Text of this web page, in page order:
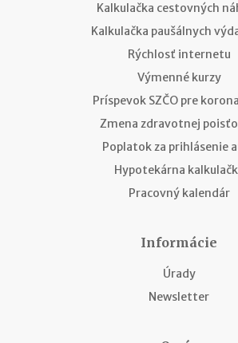
Kalkulačka cestovných
Kalkulačka paušálnych
Rýchlosť internetu
Výmenné kurzy
Príspevok SZČO pre
Zmena zdravotnej
Poplatok za prihlásenie
Hypotekárna
Pracovný kalendár
Informácie
Úrady
Newsletter